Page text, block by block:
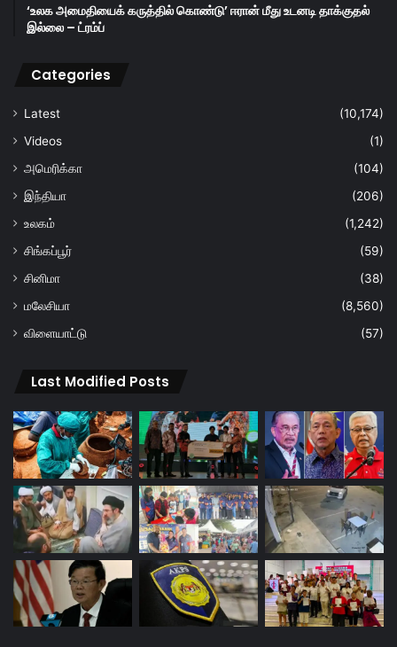
‘உலக அமைதியைக் கருத்தில் கொண்டு’ ஈரான் மீது உடனடி தாக்குதல்
இல்லை – ட்ரம்ப்
Categories
Latest
(10,174)
Videos
(1)
அமெரிக்கா
(104)
இந்தியா
(206)
உலகம்
(1,242)
சிங்கப்பூர்
(59)
சினிமா
(38)
மலேசியா
(8,560)
விளையாட்டு
(57)
Last Modified Posts